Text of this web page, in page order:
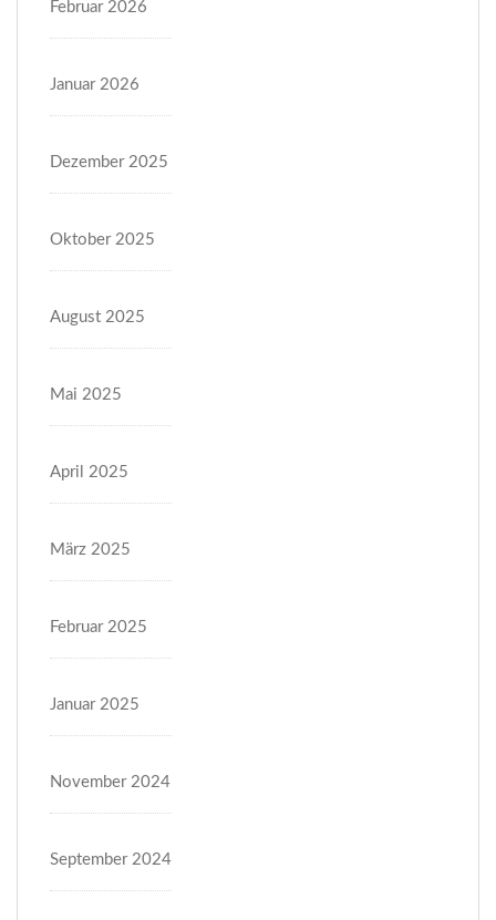
Februar 2026
Januar 2026
Dezember 2025
Oktober 2025
August 2025
Mai 2025
April 2025
März 2025
Februar 2025
Januar 2025
November 2024
September 2024